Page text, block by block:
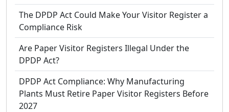
The DPDP Act Could Make Your Visitor Register a
Compliance Risk
Are Paper Visitor Registers Illegal Under the
DPDP Act?
DPDP Act Compliance: Why Manufacturing
Plants Must Retire Paper Visitor Registers Before
2027